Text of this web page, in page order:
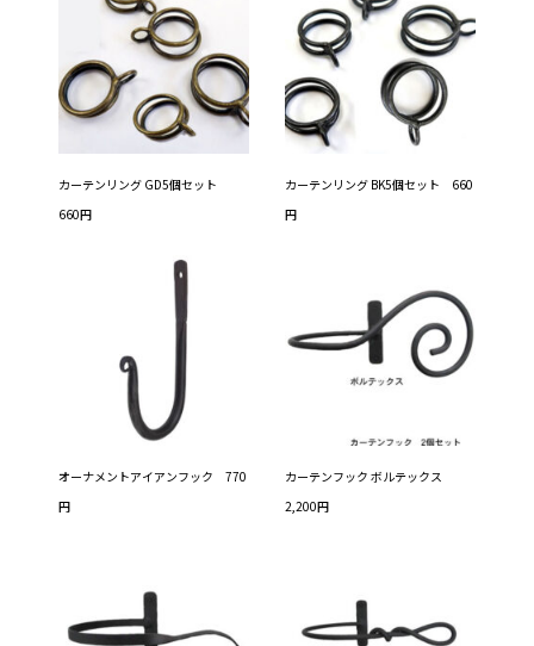
カーテンリング GD5個セット
660円
カーテンリング BK5個セット 660
円
オーナメントアイアンフック 770
円
カーテンフック ボルテックス
2,200円